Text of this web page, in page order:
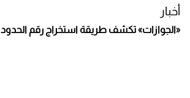
أخبار
«الجوازات» تكشف طريقة استخراج رقم الحدود